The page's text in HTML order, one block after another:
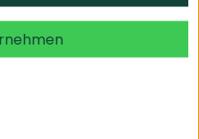
Rechte vorbehalten.